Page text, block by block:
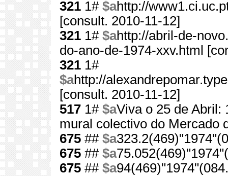
321 1# $ahttp://
[consult. 2010-11-12]
321 1# $ahttp://abril-de-
do-ano-de-1974-xxv.html
321 1#
$ahttp://
[consult. 2010-11-12]
517 1# $aViva o 25 de Abril:
mural colectivo do Mercado
675 ## $a
675 ## $a
675 ## $a